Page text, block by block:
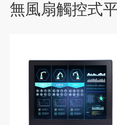
無風扇觸控式